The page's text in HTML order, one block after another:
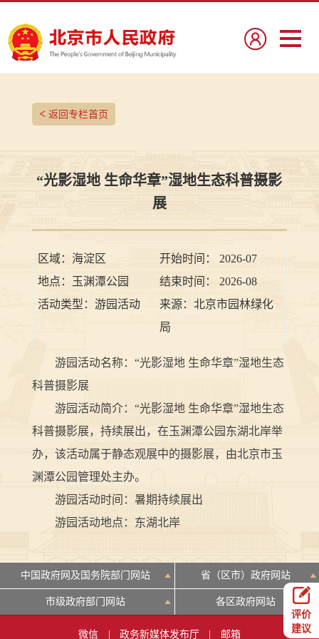
<返回专栏首页
“光影湿地 生命华章”湿地生态科普摄影
展
区域： 海淀区 开始时间：
2026-07
地点：
玉渊潭公园 结束时间：
2026-08
活动类型： 游园活动 来源： 北京市园林绿化
局
游园活动名称：“光影湿地 生命华章”湿地生态
科普摄影展
游园活动简介：“光影湿地 生命华章”湿地生态
科普摄影展，持续展出，在玉渊潭公园东湖北岸举
办，该活动属于静态观展中的摄影展，由北京市玉
渊潭公园管理处主办。
游园活动时间：暑期持续展出
游园活动地点：东湖北岸
评价
建议
中国政府网及国务院部门网站 省（区市）政府网站
市级政府部门网站 各区政府网站
微信 政务新媒体发布厅 邮箱